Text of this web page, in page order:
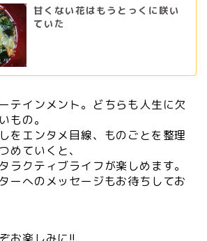
甘くない花はもうとっくに咲い
ていた
テインメント。どちらも人生に欠
もの。
をエンタメ目線、ものごとを整理
めていくと、
ラクティブライフが楽しめます。
ーへのメッセージもお待ちしてお